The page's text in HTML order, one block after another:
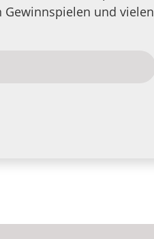
und vielen